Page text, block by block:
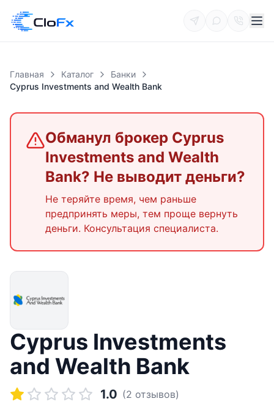
Главная Каталог
Банки
Cyprus Investments and Wealth Bank
Обманул брокер Cyprus
Investments and Wealth
Bank? Не выводит деньги?
Не теряйте время, чем раньше
предпринять меры, тем проще вернуть
деньги. Консультация специалиста.
Cyprus Investments
and Wealth Bank
1.0 (2 отзывов)